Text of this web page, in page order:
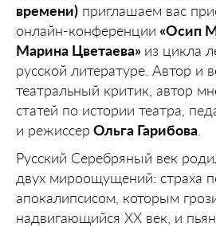
времени) приглашаем вас
онлайн-конференции «Осип
Марина Цветаева» из цикла
русской литературе. Автор и
театральный критик, автор
статей по истории театра,
и режиссер Ольга Гарибова
Русский Серебряный век
двух мироощущений: страха
апокалипсисом, которым
надвигающийся ХХ век, и